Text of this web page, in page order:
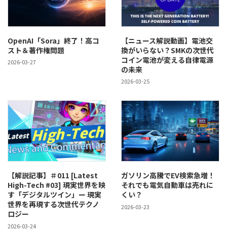
OpenAI「Sora」終了！高コ
スト＆著作権問題
2026-03-27
【ニュース解説動画】電池交
換がいらない？SMKの次世代
コイン電池が変える自律電源
の未来
2026-03-25
【解説記事】＃011 [Latest
High-Tech #03] 現実世界を映
す「デジタルツイン」ー 現実
世界を再現する次世代テクノ
ロジー
2026-03-24
ガソリン高騰でEV検索急増！
それでも電気自動車は売れに
くい？
2026-03-23